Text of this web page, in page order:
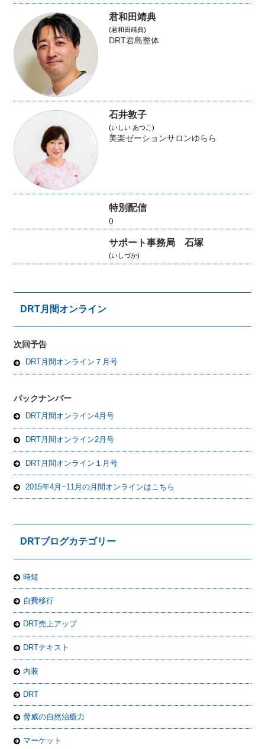
君和田靖典
(君和田靖典)
DRT君島整体
石井敦子
(いしい あつこ)
美楽ゼーションサロンゆらら
特別配信
()
サポート事務局 石塚
(いしづか)
DRT月間オンライン
次回予告
DRT月間オンライン７月号
バックナンバー
DRT月間オンライン4月号
DRT月間オンライン2月号
DRT月間オンライン１月号
2015年4月~11月の月間オンラインはこちら
DRTブログカテゴリー
時短
自費移行
DRT売上アップ
DRTテキスト
内装
DRT
脅威の自然治癒力
マーケット